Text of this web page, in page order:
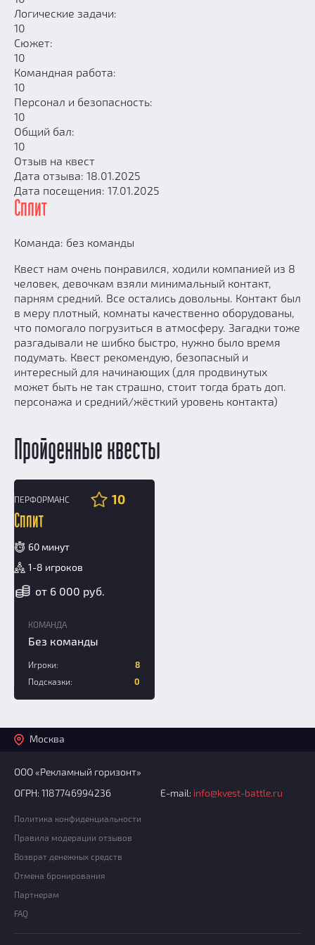
Логические задачи:
10
Сюжет:
10
Командная работа:
10
Персонал и безопасность:
10
Общий бал:
10
Отзыв на квест
Дата отзыва: 18.01.2025
Дата посещения: 17.01.2025
Сплит
Команда: без команды
Квест нам очень понравился, ходили компанией из 8
человек, девочкам взяли минимальный контакт,
парням средний. Все остались довольны. Контакт был
в меру плотный, комнаты качественно оборудованы,
что помогало погрузиться в атмосферу. Загадки тоже
разгадывали не шибко быстро, нужно было время
подумать. Квест рекомендую, безопасный и
интересный для начинающих (для продвинутых
может быть не так страшно, стоит тогда брать доп.
персонажа и средний/жёсткий уровень контакта)
Пройденные квесты
ПЕРФОРМАНС 10
Сплит
60 минут
1-8 игроков
от 6 000 руб.
КОМАНДА
Без команды
Игроки:
8
Подсказки:
0
Москва
ООО «Рекламный горизонт»
ОГРН: 1187746994236
E-mail: info@kvest-battle.ru
Политика конфиденциальности
Правила модерации отзывов
Возврат денежных средств
Отмена бронирования
Партнерам
FAQ